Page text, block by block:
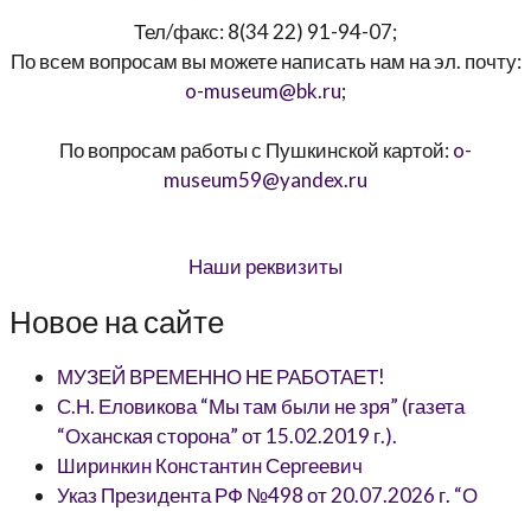
Тел/факс: 8(34 22) 91-94-07;
По всем вопросам вы можете написать нам на эл. почту:
o-museum@bk.ru;
По вопросам работы с Пушкинской картой: o-
museum59@yandex.ru
Наши реквизиты
Новое на сайте
МУЗЕЙ ВРЕМЕННО НЕ РАБОТАЕТ!
С.Н. Еловикова “Мы там были не зря” (газета
“Оханская сторона” от 15.02.2019 г.).
Ширинкин Константин Сергеевич
Указ Президента РФ №498 от 20.07.2026 г. “О